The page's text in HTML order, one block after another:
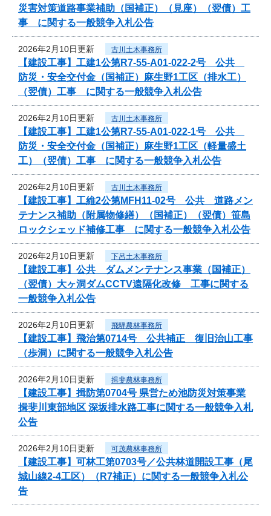
災害対策道路事業補助（国補正）（見座）（翌債）工
事 に関する一般競争入札公告
2026年2月10日更新 古川土木事務所
【建設工事】工建1公第R7-55-A01-022-2号 公共
防災・安全交付金（国補正）麻生野1工区（排水工）
（翌債）工事 に関する一般競争入札公告
2026年2月10日更新 古川土木事務所
【建設工事】工建1公第R7-55-A01-022-1号 公共
防災・安全交付金（国補正）麻生野1工区（軽量盛土
工）（翌債）工事 に関する一般競争入札公告
2026年2月10日更新 古川土木事務所
【建設工事】工維2公第MFH11-02号 公共 道路メン
テナンス補助（附属物修繕）（国補正）（翌債）笹島
ロックシェッド補修工事 に関する一般競争入札公告
2026年2月10日更新 下呂土木事務所
【建設工事】公共 ダムメンテナンス事業（国補正）
（翌債）大ヶ洞ダムCCTV遠隔化改修 工事に関する
一般競争入札公告
2026年2月10日更新 飛騨農林事務所
【建設工事】飛治第0714号 公共補正 復旧治山工事
（歩洞）に関する一般競争入札公告
2026年2月10日更新 揖斐農林事務所
【建設工事】揖防第0704号 県営ため池防災対策事業
揖斐川東部地区 深坂排水路工事に関する一般競争入札
公告
2026年2月10日更新 可茂農林事務所
【建設工事】可林工第0703号／公共林道開設工事（尾
城山線2-4工区）（R7補正）に関する一般競争入札公
告